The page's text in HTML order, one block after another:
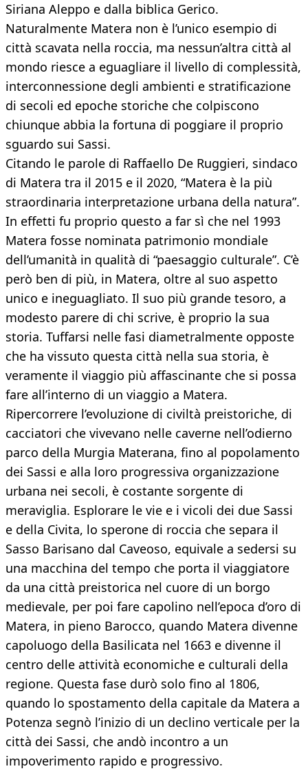
Siriana Aleppo e dalla biblica Gerico.
Naturalmente Matera non è l’unico esempio di
città scavata nella roccia, ma nessun’altra città al
mondo riesce a eguagliare il livello di complessità,
interconnessione degli ambienti e stratificazione
di secoli ed epoche storiche che colpiscono
chiunque abbia la fortuna di poggiare il proprio
sguardo sui Sassi.
Citando le parole di Raffaello De Ruggieri, sindaco
di Matera tra il 2015 e il 2020, “Matera è la più
straordinaria interpretazione urbana della natura”.
In effetti fu proprio questo a far sì che nel 1993
Matera fosse nominata patrimonio mondiale
dell’umanità in qualità di “paesaggio culturale”. C’è
però ben di più, in Matera, oltre al suo aspetto
unico e ineguagliato. Il suo più grande tesoro, a
modesto parere di chi scrive, è proprio la sua
storia. Tuffarsi nelle fasi diametralmente opposte
che ha vissuto questa città nella sua storia, è
veramente il viaggio più affascinante che si possa
fare all’interno di un viaggio a Matera.
Ripercorrere l’evoluzione di civiltà preistoriche, di
cacciatori che vivevano nelle caverne nell’odierno
parco della Murgia Materana, fino al popolamento
dei Sassi e alla loro progressiva organizzazione
urbana nei secoli, è costante sorgente di
meraviglia. Esplorare le vie e i vicoli dei due Sassi
e della Civita, lo sperone di roccia che separa il
Sasso Barisano dal Caveoso, equivale a sedersi su
una macchina del tempo che porta il viaggiatore
da una città preistorica nel cuore di un borgo
medievale, per poi fare capolino nell’epoca d’oro di
Matera, in pieno Barocco, quando Matera divenne
capoluogo della Basilicata nel 1663 e divenne il
centro delle attività economiche e culturali della
regione. Questa fase durò solo fino al 1806,
quando lo spostamento della capitale da Matera a
Potenza segnò l’inizio di un declino verticale per la
città dei Sassi, che andò incontro a un
impoverimento rapido e progressivo.